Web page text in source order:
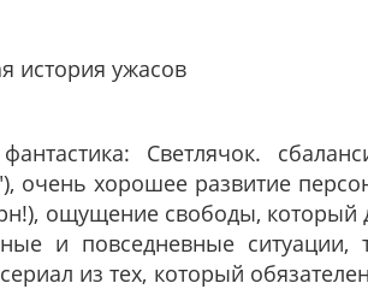
история ужасов
Светлячок.
хорошее развитие
ощущение свободы,
и повседневные ситуации,
из тех, который